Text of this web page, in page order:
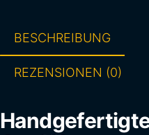
BESCHREIBUNG
REZENSIONEN (0)